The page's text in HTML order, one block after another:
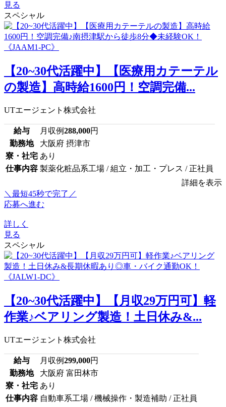
見る
スペシャル
【20~30代活躍中】【医療用カテーテル
の製造】高時給1600円！空調完備...
UTエージェント株式会社
給与 月収例288,000円
勤務地
大阪府 摂津市
寮・社宅 あり
仕事内容 製薬化粧品系工場 / 組立・加工・プレス / 正社員
詳細を表示
＼最短45秒で完了／
応募へ進む
詳しく
見る
スペシャル
【20~30代活躍中】【月収29万円可】軽
作業♪ベアリング製造！土日休み&...
UTエージェント株式会社
給与 月収例299,000円
勤務地
大阪府 富田林市
寮・社宅 あり
仕事内容 自動車系工場 / 機械操作・製造補助 / 正社員